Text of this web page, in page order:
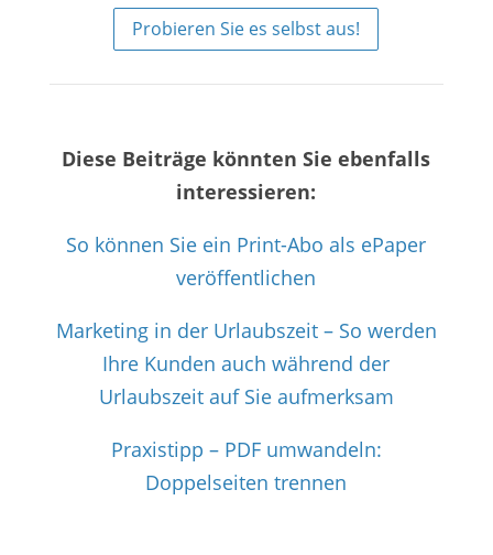
Probieren Sie es selbst aus!
Diese Beiträge könnten Sie ebenfalls
interessieren:
So können Sie ein Print-Abo als ePaper
veröffentlichen
Marketing in der Urlaubszeit – So werden
Ihre Kunden auch während der
Urlaubszeit auf Sie aufmerksam
Praxistipp – PDF umwandeln:
Doppelseiten trennen